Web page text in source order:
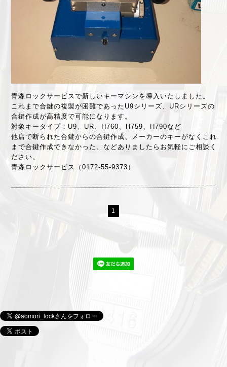
青森ロックサービスで新しいキーマシンを導入いたしました。
これまで合鍵の複製が困難であったU9シリーズ、URシリーズの
合鍵作成が高精度で可能になります。
対象キータイプ：U9、UR、H760、H759、H790など
他店で断られた合鍵からの合鍵作成、メーカーのキーがなくこれ
まで合鍵作成できなかった、などありましたらお気軽にご相談く
ださい。
青森ロックサービス（0172-55-9373）
1